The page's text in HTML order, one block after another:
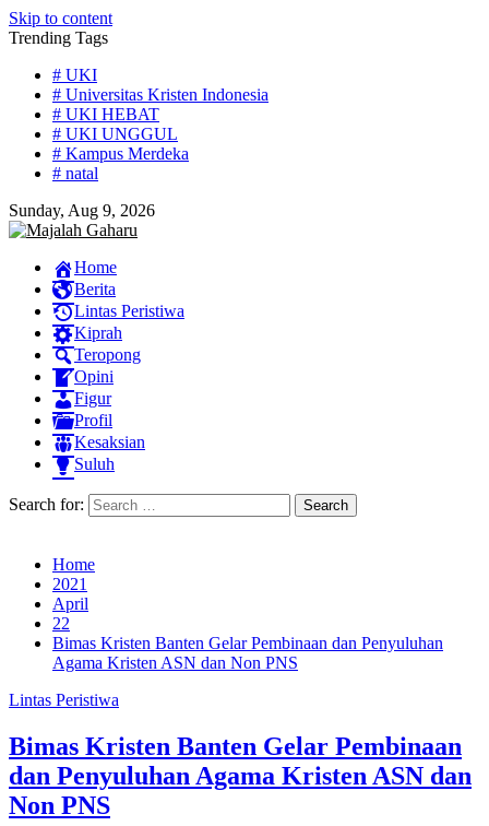
Skip to content
Trending Tags
# UKI
# Universitas Kristen Indonesia
# UKI HEBAT
# UKI UNGGUL
# Kampus Merdeka
# natal
Sunday, Aug 9, 2026
Home
Berita
Lintas Peristiwa
Kiprah
Teropong
Opini
Figur
Profil
Kesaksian
Suluh
Search for:
Home
2021
April
22
Bimas Kristen Banten Gelar Pembinaan dan Penyuluhan
Agama Kristen ASN dan Non PNS
Lintas Peristiwa
Bimas Kristen Banten Gelar Pembinaan
dan Penyuluhan Agama Kristen ASN dan
Non PNS